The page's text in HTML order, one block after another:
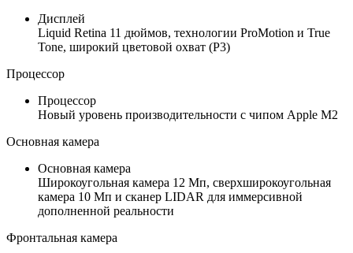
Дисплей
Liquid Retina 11 дюймов, технологии ProMotion и True
Tone, широкий цветовой охват (Р3)
Процессор
Процессор
Новый уровень производительности с чипом Apple M2
Основная камера
Основная камера
Широкоугольная камера 12 Мп, сверхширокоугольная
камера 10 Мп и сканер LIDAR для иммерсивной
дополненной реальности
Фронтальная камера